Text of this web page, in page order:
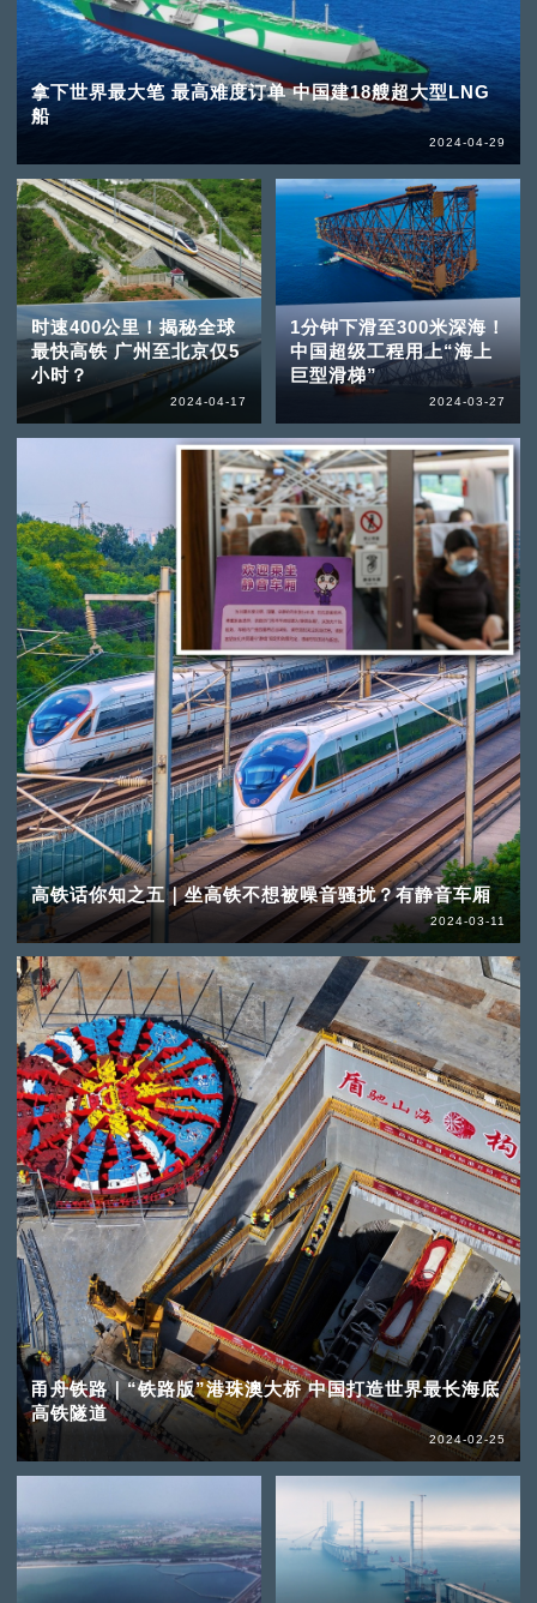
拿下世界最大笔 最高难度订单 中国建18艘超大型LNG
船
2024-04-29
时速400公里！揭秘全球
最快高铁 广州至北京仅5
小时？
2024-04-17
1分钟下滑至300米深海！
中国超级工程用上“海上
巨型滑梯”
2024-03-27
高铁话你知之五｜坐高铁不想被噪音骚扰？有静音车厢
2024-03-11
甬舟铁路｜“铁路版”港珠澳大桥 中国打造世界最长海底
高铁隧道
2024-02-25